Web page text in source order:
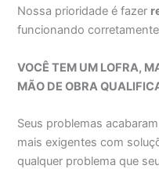
Nossa prioridade é fazer
funcionando
VOCÊ TEM UM LOFRA,
MÃO DE OBRA
Seus problemas
mais exigentes com
qualquer problema que